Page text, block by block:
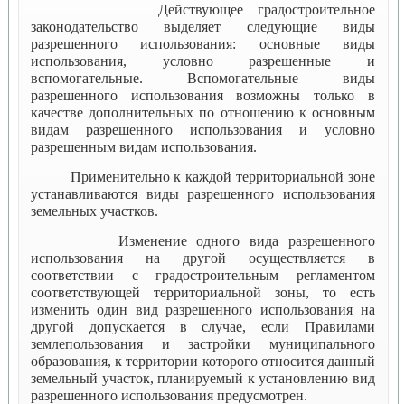
Действующее градостроительное
законодательство выделяет следующие виды
разрешенного использования: основные виды
использования, условно разрешенные и
вспомогательные. Вспомогательные виды
разрешенного использования возможны только в
качестве дополнительных по отношению к основным
видам разрешенного использования и условно
разрешенным видам использования.
Применительно к каждой территориальной зоне
устанавливаются виды разрешенного использования
земельных участков.
Изменение одного вида разрешенного
использования на другой осуществляется в
соответствии с градостроительным регламентом
соответствующей территориальной зоны, то есть
изменить один вид разрешенного использования на
другой допускается в случае, если Правилами
землепользования и застройки муниципального
образования, к территории которого относится данный
земельный участок, планируемый к установлению вид
разрешенного использования предусмотрен.